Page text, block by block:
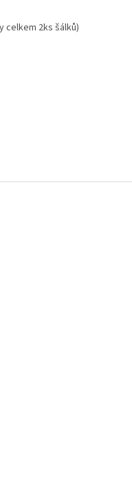
celkem 2ks šálků)